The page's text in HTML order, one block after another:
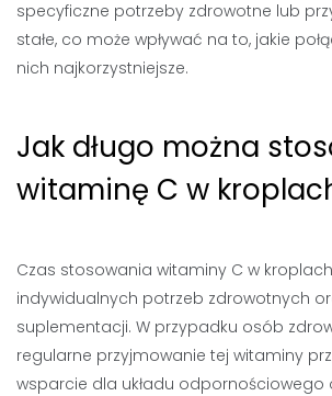
specyficzne potrzeby zdrowotne lub
stałe, co może wpływać na to, jakie
nich najkorzystniejsze.
Jak długo można
witaminę C w
Czas stosowania witaminy C w
indywidualnych potrzeb zdrowotnych
suplementacji. W przypadku osób
regularne przyjmowanie tej witaminy
wsparcie dla układu